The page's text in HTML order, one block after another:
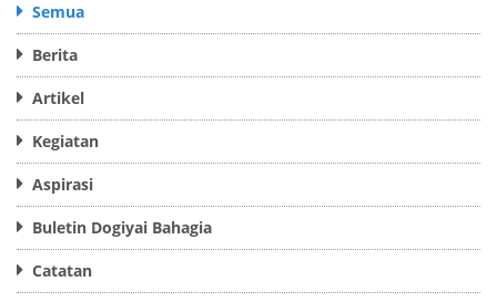
Semua
Berita
Artikel
Kegiatan
Aspirasi
Buletin Dogiyai Bahagia
Catatan